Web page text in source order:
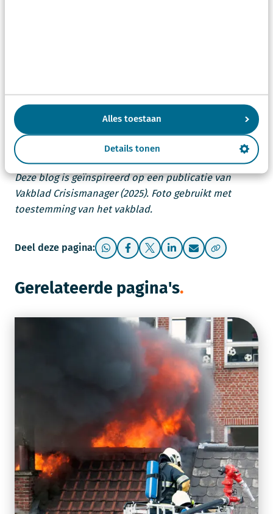
Alles toestaan
Details tonen
stappen voorkomen dat collega’s jaren later nog
rondlopen met iets wat eigenlijk makkelijk
bespreekbaar was geweest.
Bron:
Deze blog is geïnspireerd op een publicatie van
Vakblad Crisismanager (2025). Foto gebruikt met
toestemming van het vakblad.
Deel deze pagina:
Gerelateerde pagina's